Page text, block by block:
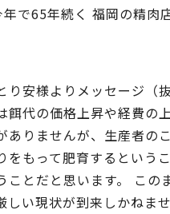
で65年続く 福岡の精肉
り安様よりメッセージ（抜
餌代の価格上昇や経費の
ありませんが、生産者の
をもって肥育するという
ことだと思います。 こ
しい現状が到来しかねませ